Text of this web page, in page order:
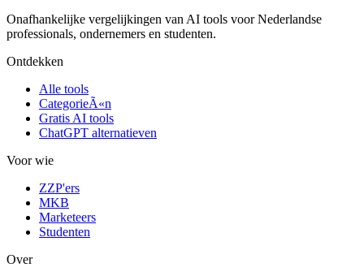
Onafhankelijke vergelijkingen van AI tools voor Nederlandse
professionals, ondernemers en studenten.
Ontdekken
Alle tools
CategorieÃ«n
Gratis AI tools
ChatGPT alternatieven
Voor wie
ZZP'ers
MKB
Marketeers
Studenten
Over